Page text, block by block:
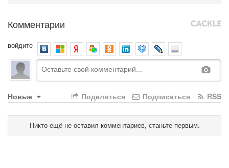
Комментарии
войдите
Новые RSS
Подписаться
Поделиться
Никто ещё не оставил комментариев, станьте первым.